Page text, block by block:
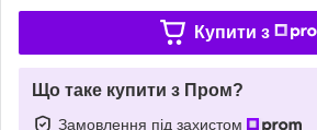
Купити з
Що таке купити з Пром?
Замовлення під захистом